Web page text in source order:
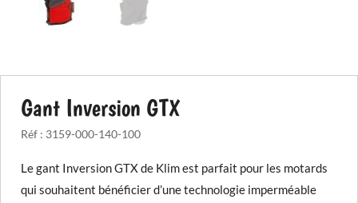
Gant Inversion GTX
Réf : 3159-000-140-100
Le gant Inversion GTX de Klim est parfait pour les motards
qui souhaitent bénéficier d’une technologie imperméable